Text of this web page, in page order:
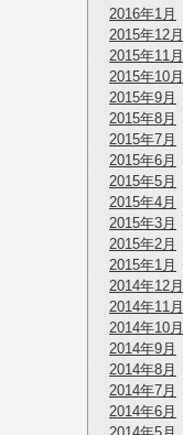
2016年1月
2015年12月
2015年11月
2015年10月
2015年9月
2015年8月
2015年7月
2015年6月
2015年5月
2015年4月
2015年3月
2015年2月
2015年1月
2014年12月
2014年11月
2014年10月
2014年9月
2014年8月
2014年7月
2014年6月